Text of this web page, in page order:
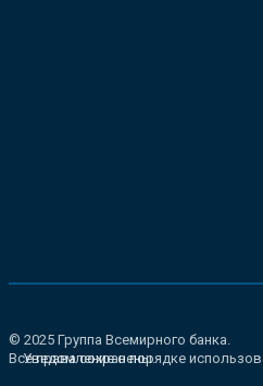
© 2025 Группа Всемирного банка.
Все права сохранены.
Уведомление о порядке